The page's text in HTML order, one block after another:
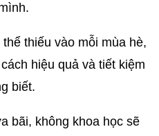
thiếu vào mỗi mùa hè,
hiệu quả và tiết kiệm
biết.
bãi, không khoa học sẽ